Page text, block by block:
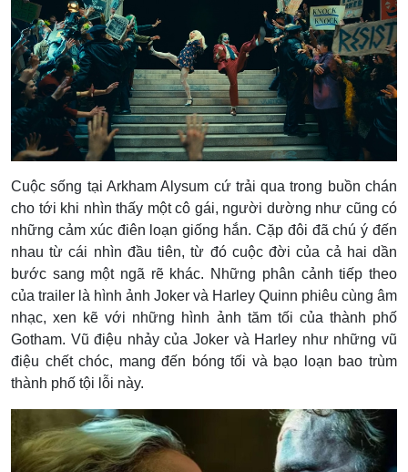
Cuộc sống tại Arkham Alysum cứ trải qua trong buồn chán
cho tới khi nhìn thấy một cô gái, người dường như cũng có
những cảm xúc điên loạn giống hắn. Cặp đôi đã chú ý đến
nhau từ cái nhìn đầu tiên, từ đó cuộc đời của cả hai dần
bước sang một ngã rẽ khác. Những phân cảnh tiếp theo
của trailer là hình ảnh Joker và Harley Quinn phiêu cùng âm
nhạc, xen kẽ với những hình ảnh tăm tối của thành phố
Gotham. Vũ điệu nhảy của Joker và Harley như những vũ
điệu chết chóc, mang đến bóng tối và bạo loạn bao trùm
thành phố tội lỗi này.